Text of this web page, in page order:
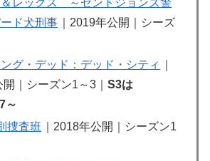
ド犬刑事 ｜2019年公開｜シーズ
グ・デッド：デッド・シティ
開｜シーズン1～3｜S3は
～
捜査班
｜2018年公開｜シーズン1